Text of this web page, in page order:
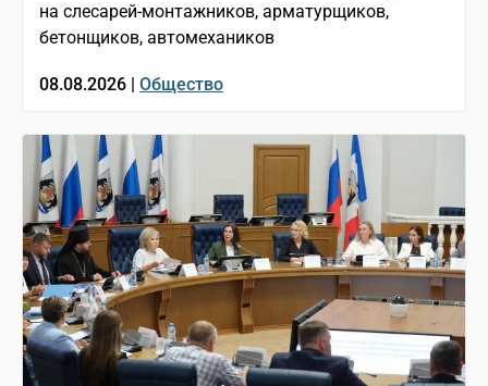
на слесарей-монтажников, арматурщиков,
бетонщиков, автомехаников
08.08.2026 | Общество